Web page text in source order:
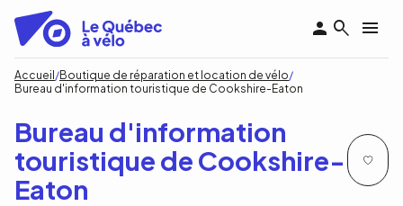
contenu
principal
Fil
Accueil
Boutique de réparation et location de vélo
Bureau d'information touristique de Cookshire-Eaton
Bureau d'information
touristique de Cookshire-
Eaton